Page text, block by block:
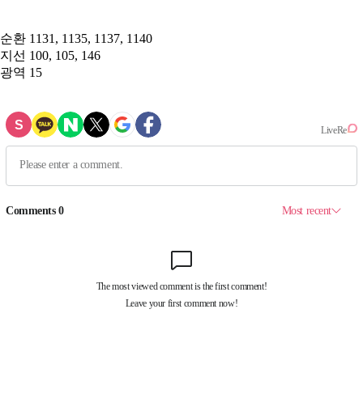
순환 1131, 1135, 1137, 1140
지선 100, 105, 146
광역 15